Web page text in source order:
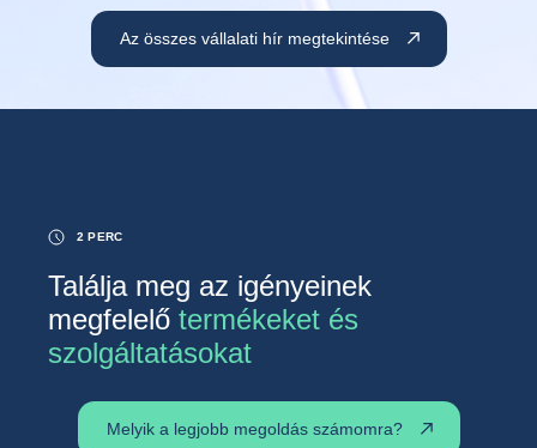
Az összes vállalati hír megtekintése
Találja meg az igényeinek
megfelelő termékeket és
szolgáltatásokat
2 PERC
Melyik a legjobb megoldás számomra?